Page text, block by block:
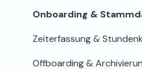
Onboarding &
Zeiterfassung &
Offboarding &